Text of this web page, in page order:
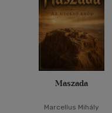
Maszada
Marcellus Mihály